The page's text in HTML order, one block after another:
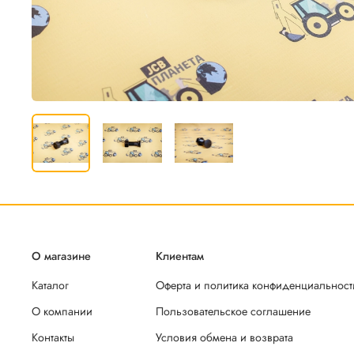
О магазине
Каталог
О компании
Контакты
Клиентам
Оферта и политика
Пользовательское соглашение
Условия обмена и возврата